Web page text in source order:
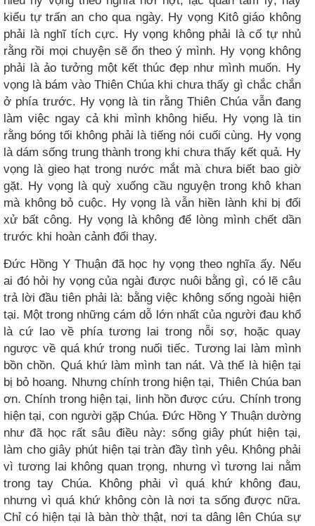
kiểu tự trấn an cho qua ngày. Hy vọng Kitô giáo không
phải là nghĩ tích cực. Hy vọng không phải là cố tự nhủ
rằng rồi mọi chuyện sẽ ổn theo ý mình. Hy vọng không
phải là ảo tưởng một kết thúc đẹp như mình muốn. Hy
vọng là bám vào Thiên Chúa khi chưa thấy gì chắc chắn
ở phía trước. Hy vọng là tin rằng Thiên Chúa vẫn đang
làm việc ngay cả khi mình không hiểu. Hy vọng là tin
rằng bóng tối không phải là tiếng nói cuối cùng. Hy vọng
là dám sống trung thành trong khi chưa thấy kết quả. Hy
vọng là gieo hạt trong nước mắt mà chưa biết bao giờ
gặt. Hy vọng là quỳ xuống cầu nguyện trong khô khan
mà không bỏ cuộc. Hy vọng là vẫn hiền lành khi bị đối
xử bất công. Hy vọng là không để lòng mình chết dần
trước khi hoàn cảnh đổi thay.
Đức Hồng Y Thuận đã học hy vọng theo nghĩa ấy. Nếu
ai đó hỏi hy vọng của ngài được nuôi bằng gì, có lẽ câu
trả lời đầu tiên phải là: bằng việc không sống ngoài hiện
tại. Một trong những cám dỗ lớn nhất của người đau khổ
là cứ lao về phía tương lai trong nỗi sợ, hoặc quay
ngược về quá khứ trong nuối tiếc. Tương lai làm mình
bồn chồn. Quá khứ làm mình tan nát. Và thế là hiện tại
bị bỏ hoang. Nhưng chính trong hiện tại, Thiên Chúa ban
ơn. Chính trong hiện tại, linh hồn được cứu. Chính trong
hiện tại, con người gặp Chúa. Đức Hồng Y Thuận dường
như đã học rất sâu điều này: sống giây phút hiện tại,
làm cho giây phút hiện tại tràn đầy tình yêu. Không phải
vì tương lai không quan trọng, nhưng vì tương lai nằm
trong tay Chúa. Không phải vì quá khứ không đau,
nhưng vì quá khứ không còn là nơi ta sống được nữa.
Chỉ có hiện tại là bàn thờ thật, nơi ta dâng lên Chúa sự